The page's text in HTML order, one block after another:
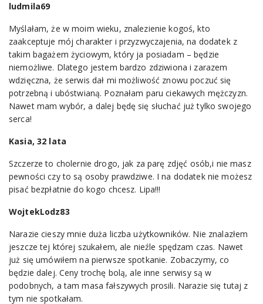
ludmila69
Myślałam, że w moim wieku, znalezienie kogoś, kto
zaakceptuje mój charakter i przyzwyczajenia, na dodatek z
takim bagażem życiowym, który ja posiadam – będzie
niemożliwe. Dlatego jestem bardzo zdziwiona i zarazem
wdzięczna, że serwis dał mi możliwość znowu poczuć się
potrzebną i ubóstwianą. Poznałam paru ciekawych mężczyzn.
Nawet mam wybór, a dalej będę się słuchać już tylko swojego
serca!
Kasia, 32 lata
Szczerze to cholernie drogo, jak za parę zdjęć osób,i nie masz
pewności czy to są osoby prawdziwe. I na dodatek nie możesz
pisać bezpłatnie do kogo chcesz. Lipa!!!
WojtekLodz83
Narazie cieszy mnie duża liczba użytkowników. Nie znalazłem
jeszcze tej której szukałem, ale nieźle spędzam czas. Nawet
już się umówiłem na pierwsze spotkanie. Zobaczymy, co
będzie dalej. Ceny trochę bolą, ale inne serwisy są w
podobnych, a tam masa fałszywych prosili. Narazie się tutaj z
tym nie spotkałam.